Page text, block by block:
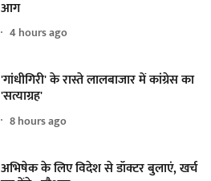
आग
4 hours ago
'गांधीगिरी' के रास्ते लालबाजार में कांग्रेस का
'सत्याग्रह'
8 hours ago
अभिषेक के लिए विदेश से डॉक्टर बुलाएं, खर्च